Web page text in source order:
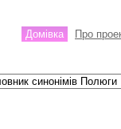
Домівка Про